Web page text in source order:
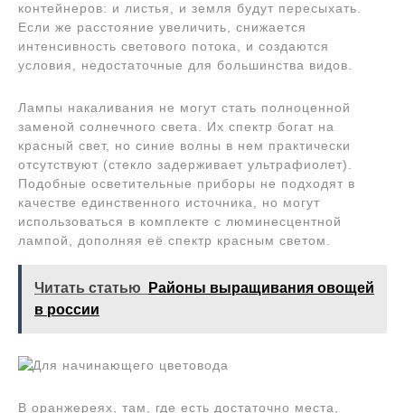
контейнеров: и листья, и земля будут пересыхать.
Если же расстояние увеличить, снижается
интенсивность светового потока, и создаются
условия, недостаточные для большинства видов.
Лампы накаливания не могут стать полноценной
заменой солнечного света. Их спектр богат на
красный свет, но синие волны в нем практически
отсутствуют (стекло задерживает ультрафиолет).
Подобные осветительные приборы не подходят в
качестве единственного источника, но могут
использоваться в комплекте с люминесцентной
лампой, дополняя её спектр красным светом.
Читать статью
Районы выращивания овощей
в россии
В оранжереях, там, где есть достаточно места,